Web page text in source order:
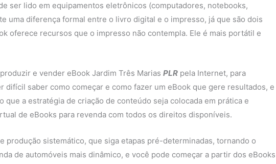
ser lido em equipamentos eletrônicos (computadores, notebooks,
uma diferença formal entre o livro digital e o impresso, já que são dois
oferece recursos que o impresso não contempla. Ele é mais portátil e
e vender eBook Jardim Três Marias PLR pela Internet, para
difícil saber como começar e como fazer um eBook que gere resultados, e
que a estratégia de criação de conteúdo seja colocada em prática e
de eBooks para revenda com todos os direitos disponíveis.
produção sistemático, que siga etapas pré-determinadas, tornando o
de automóveis mais dinâmico, e você pode começar a partir dos eBooks